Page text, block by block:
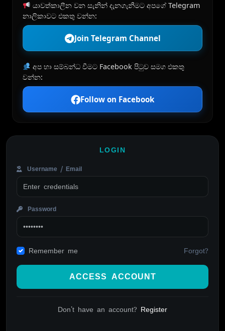
යාවත්කාලීන වන සැනින් දැනගැනීමට අපගේ Telegram
නාලිකාවට එකතු වන්න:
Join Telegram Channel
අප හා සම්බන්ධ වීමට Facebook පිටුව සමග එකතු
වන්න:
Follow on Facebook
LOGIN
Username / Email
Password
Remember me Forgot?
ACCESS ACCOUNT
Don't have an account? Register